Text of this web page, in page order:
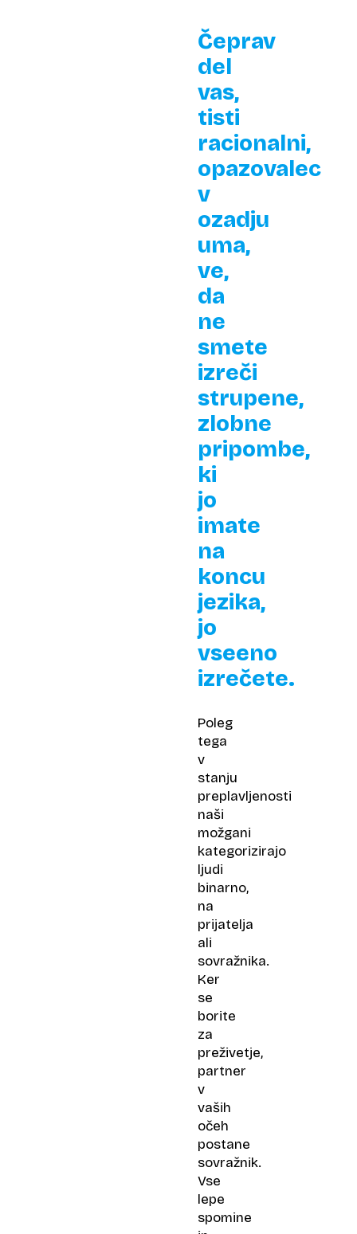
Čeprav
del
vas,
tisti
racionalni,
opazovalec
v
ozadju
uma,
ve,
da
ne
smete
izreči
strupene,
zlobne
pripombe,
ki
jo
imate
na
koncu
jezika,
jo
vseeno
izrečete.
Poleg
tega
v
stanju
preplavljenosti
naši
možgani
kategorizirajo
ljudi
binarno,
na
prijatelja
ali
sovražnika.
Ker
se
borite
za
preživetje,
partner
v
vaših
očeh
postane
sovražnik.
Vse
lepe
spomine